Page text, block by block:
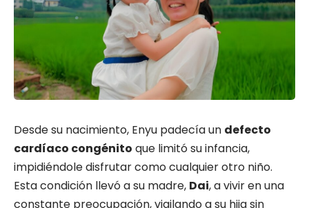
Desde su nacimiento, Enyu padecía un defecto
cardíaco congénito que limitó su infancia,
impidiéndole disfrutar como cualquier otro niño.
Esta condición llevó a su madre, Dai, a vivir en una
constante preocupación, vigilando a su hija sin